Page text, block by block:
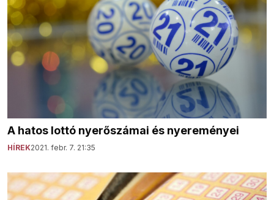
A hatos lottó nyerőszámai és nyereményei
HÍREK2021. febr. 7. 21:35